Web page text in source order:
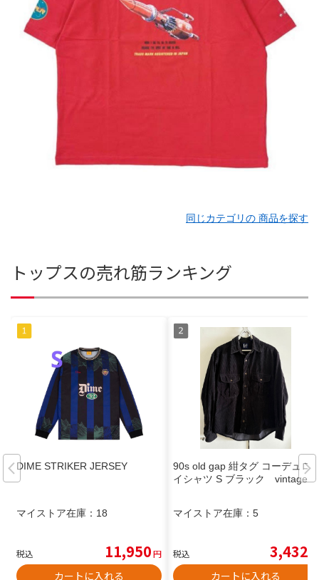
同じカテゴリの 商品を探す
トップスの売れ筋ランキング
DIME STRIKER JERSEY
マイストア在庫： 18
税込 11,950円
カートに入れる
90s old gap 紺タグ コーデュロ
イシャツ S ブラック vintage
マイストア在庫： 5
税込 3,432
カートに入れる